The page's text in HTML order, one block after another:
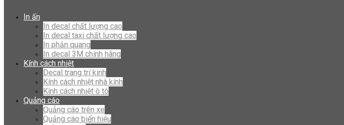
In ấn
In decal chất lượng cao
In decal taxi chất lượng cao
In phản quang
In decal 3M chính hãng
Kính cách nhiệt
Decal trang trí kinh
Kính cách nhiệt nhà kính
Kính cách nhiệt ô tô
Quảng cáo
Quảng cáo trên xe
Quảng cáo biển hiệu